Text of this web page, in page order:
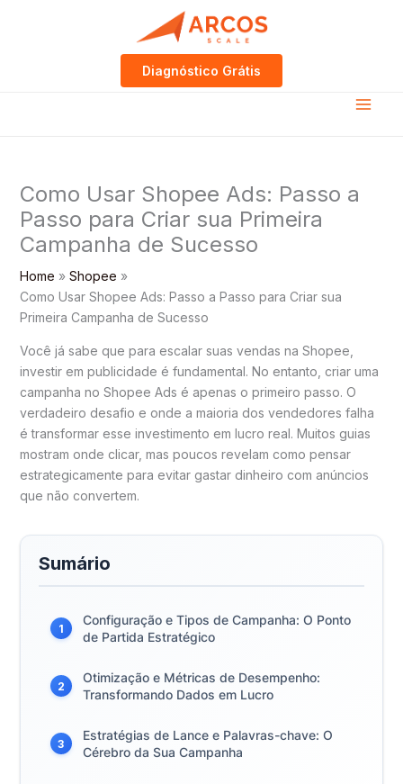
Diagnóstico Grátis
Como Usar Shopee Ads: Passo a
Passo para Criar sua Primeira
Campanha de Sucesso
Home
Shopee
Como Usar Shopee Ads: Passo a Passo para Criar sua
Primeira Campanha de Sucesso
Você já sabe que para escalar suas vendas na Shopee,
investir em publicidade é fundamental. No entanto, criar uma
campanha no Shopee Ads é apenas o primeiro passo. O
verdadeiro desafio e onde a maioria dos vendedores falha
é transformar esse investimento em lucro real. Muitos guias
mostram onde clicar, mas poucos revelam como pensar
estrategicamente para evitar gastar dinheiro com anúncios
que não convertem.
Sumário
1
Configuração e Tipos de Campanha: O Ponto
de Partida Estratégico
2
Otimização e Métricas de Desempenho:
Transformando Dados em Lucro
3
Estratégias de Lance e Palavras-chave: O
Cérebro da Sua Campanha